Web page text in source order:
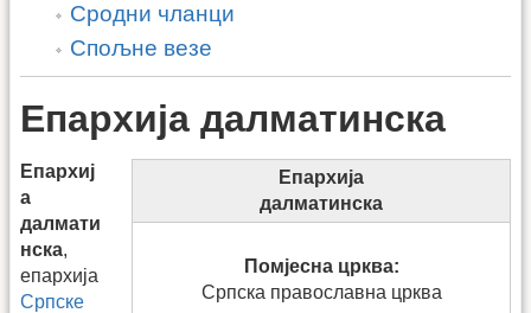
Сродни чланци
Спољне везе
Епархија далматинска
Епархија
далматинска
Помјесна црква:
Српска православна црква
Епархиј
а
далмати
нска,
епархија
Српске